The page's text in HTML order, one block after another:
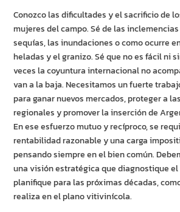
Conozco las dificultades y el sacrificio de
mujeres del campo. Sé de las
sequías, las inundaciones o como ocurre
heladas y el granizo. Sé que no es fácil ni
veces la coyuntura internacional no
van a la baja. Necesitamos un fuerte
para ganar nuevos mercados, proteger a
regionales y promover la inserción de
En ese esfuerzo mutuo y recíproco, se
rentabilidad razonable y una carga
pensando siempre en el bien común.
una visión estratégica que diagnostique
planifique para las próximas décadas,
realiza en el plano vitivinícola.